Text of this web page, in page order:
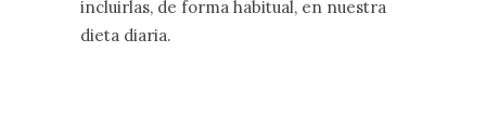
incluirlas, de forma habitual, en nuestra
dieta diaria.